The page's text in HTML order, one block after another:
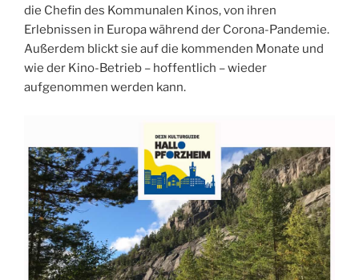
die Chefin des Kommunalen Kinos, von ihren
Erlebnissen in Europa während der Corona-Pandemie.
Außerdem blickt sie auf die kommenden Monate und
wie der Kino-Betrieb – hoffentlich – wieder
aufgenommen werden kann.